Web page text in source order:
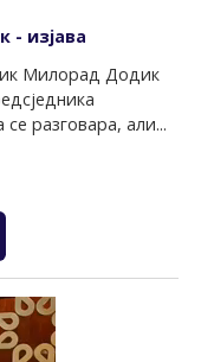
- изјава
Милорад Додик
разговара, али...